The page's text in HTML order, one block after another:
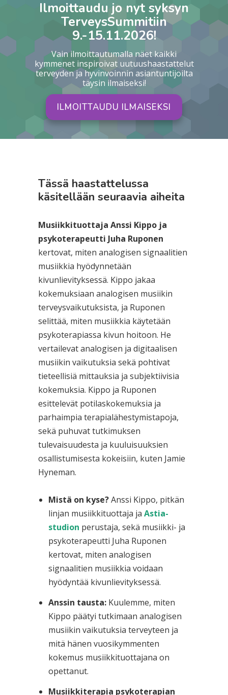
Ilmoittaudu jo nyt syksyn
TerveysSummitiin
9.-15.11.2026!
Vain ilmoittautumalla näet kaikki
kymmenet inspiroivat uutuushaastattelut
terveyden ja hyvinvoinnin asiantuntijoilta
täysin ilmaiseksi!
ILMOITTAUDU ILMAISEKSI
Tässä haastattelussa
käsitellään seuraavia aiheita
Musiikkituottaja Anssi Kippo ja
psykoterapeutti Juha Ruponen
kertovat, miten analogisen signaalitien
musiikkia hyödynnetään
kivunlievityksessä. Kippo jakaa
kokemuksiaan analogisen musiikin
terveysvaikutuksista, ja Ruponen
selittää, miten musiikkia käytetään
psykoterapiassa kivun hoitoon. He
vertailevat analogisen ja digitaalisen
musiikin vaikutuksia sekä pohtivat
tieteellisiä mittauksia ja subjektiivisia
kokemuksia. Kippo ja Ruponen
esittelevät potilaskokemuksia ja
parhaimpia terapialähestymistapoja,
sekä puhuvat tutkimuksen
tulevaisuudesta ja kuuluisuuksien
osallistumisesta kokeisiin, kuten Jamie
Hyneman.
Mistä on kyse?Anssi Kippo, pitkän
linjan musiikkituottaja ja Astia-
studion perustaja, sekä musiikki- ja
psykoterapeutti Juha Ruponen
kertovat, miten analogisen
signaalitien musiikkia voidaan
hyödyntää kivunlievityksessä.
Anssin tausta:Kuulemme, miten
Kippo päätyi tutkimaan analogisen
musiikin vaikutuksia terveyteen ja
mitä hänen vuosikymmenten
kokemus musiikkituottajana on
opettanut.
Musiikkiterapia psykoterapian